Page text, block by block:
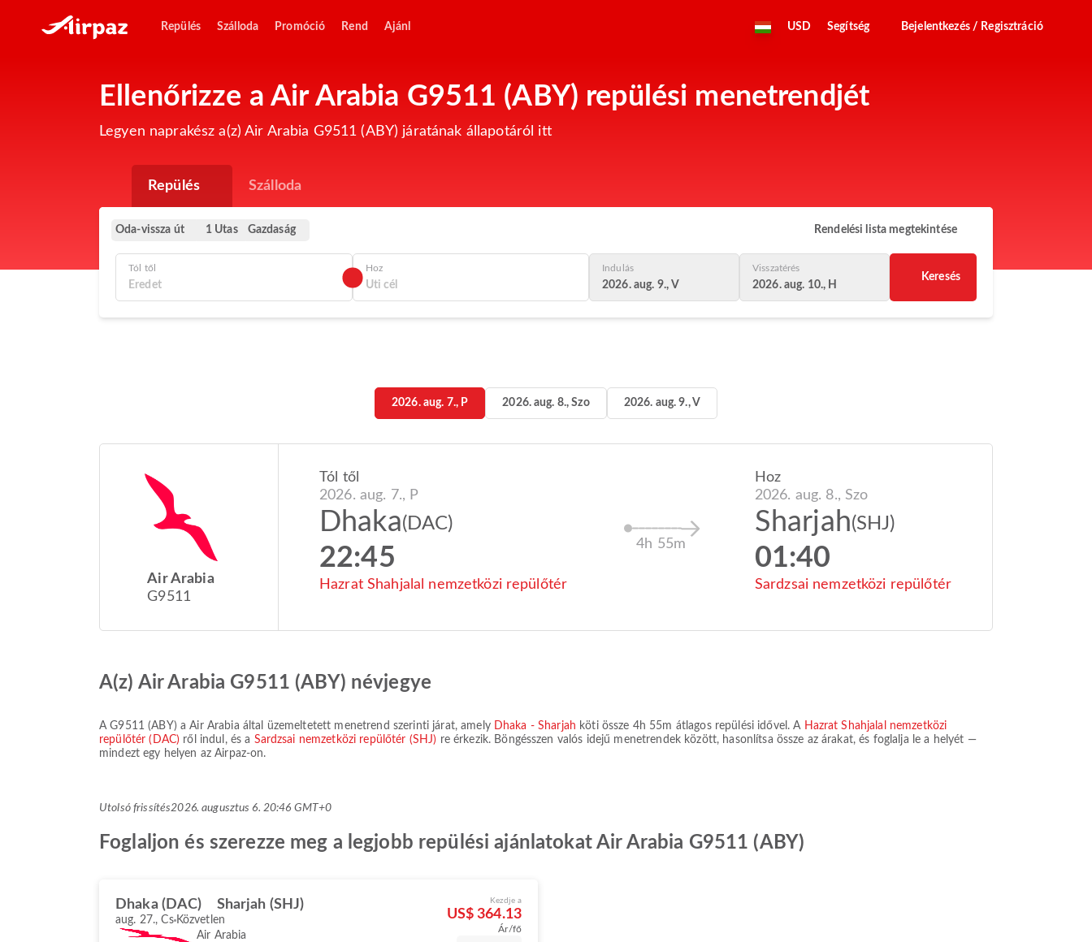
Repülés Szálloda Promóció Rend Ajánl USD Segítség Bejelentkezés / Regisztráció
Ellenőrizze a Air Arabia G9511 (ABY) repülési menetrendjét
Legyen naprakész a(z) Air Arabia G9511 (ABY) járatának állapotáról itt
Repülés Szálloda
Oda-vissza út 1 Utas Gazdaság Rendelési lista megtekintése
Tól től Hoz Indulás
2026. aug. 9., V
Visszatérés
2026. aug. 10., H
Keresés
2026. aug. 7., P 2026. aug. 8., Szo 2026. aug. 9., V
Air Arabia
G9511
Tól től
2026. aug. 7., P
Dhaka(DAC)
22:45
Hazrat Shahjalal nemzetközi repülőtér
4h 55m
Hoz
2026. aug. 8., Szo
Sharjah(SHJ)
01:40
Sardzsai nemzetközi repülőtér
A(z) Air Arabia G9511 (ABY) névjegye
AG9511 (ABY) aAir Arabia által üzemeltetett menetrend szerinti járat, amely Dhaka - Sharjah köti össze 4h 55m átlagos repülési idővel. A Hazrat Shahjalal nemzetközi
repülőtér (DAC) ről indul, és a Sardzsai nemzetközi repülőtér (SHJ) re érkezik. Böngésszen valós idejű menetrendek között, hasonlítsa össze az árakat, és foglalja le a helyét —
mindezt egy helyen az Airpaz-on.
Utolsó frissítés2026. augusztus 6. 20:46 GMT+0
Foglaljon és szerezze meg a legjobb repülési ajánlatokat Air Arabia G9511 (ABY)
Dhaka (DAC) Sharjah (SHJ)
aug. 27., Cs Közvetlen
Air Arabia
Kezdje a
US$ 364.13
Ár/fő